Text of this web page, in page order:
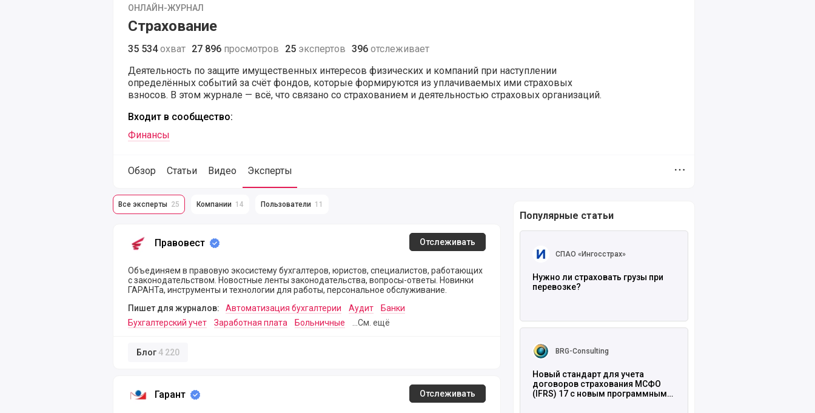
ОНЛАЙН-ЖУРНАЛ
Страхование
35 534 охват 27 896 просмотров 25 экспертов 396 отслеживает
Деятельность по защите имущественных интересов физических и компаний при наступлении
определённых событий за счёт фондов, которые формируются из уплачиваемых ими страховых
взносов. В этом журнале — всё, что связано со страхованием и деятельностью страховых организаций.
Входит в сообщество:
Финансы
Обзор Статьи Видео Эксперты Дополнительное меню
Все эксперты 25 Компании 14 Пользователи 11
Пользователи и компании публикующие материалы для журнала Страхование
ПравовестПравовест Отслеживать
Объединяем в правовую экосистему бухгалтеров, юристов, специалистов, работающих
с законодательством. Новостные ленты законодательства, вопросы-ответы. Новинки
ГАРАНТа, инструменты и технологии для работы, персональное обслуживание.
Пишет для журналов:
Автоматизация бухгалтерии Аудит
Банки
Бухгалтерский учет
Заработная плата Больничные ...См. ещё
Блог4 220
ГарантГарант Отслеживать
Популярные статьи
СПАО «Ингосстрах»
Нужно ли страховать грузы при
перевозке?
BRG-Consulting
Новый стандарт для учета
договоров страхования МСФО
(IFRS) 17 с новым программным